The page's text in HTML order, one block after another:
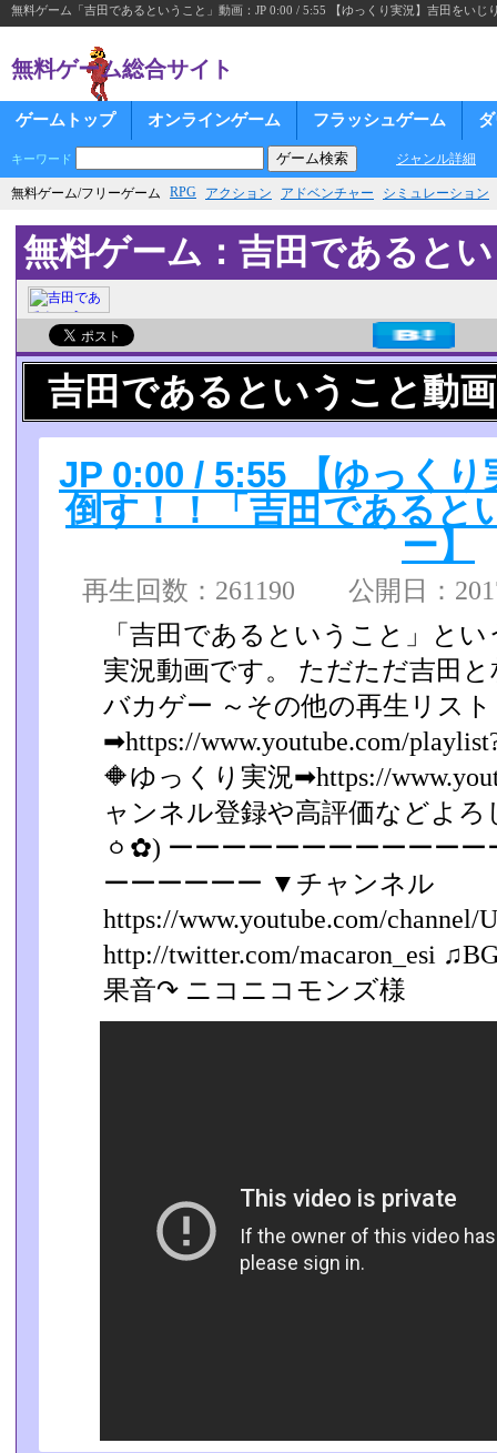
無料ゲーム「吉田であるということ」動画：JP 0:00 / 5:55 【ゆっくり実況】吉田をい
無料ゲーム総合サイト
ゲームトップ オンラインゲーム フラッシュゲーム
キーワード ジャンル詳細
無料ゲーム/フリーゲーム RPG アクション アドベンチャー シミュレーション
無料ゲーム：吉田であると
吉田であるということ動画
JP 0:00 / 5:55 【ゆっく
倒す！！「吉田であると
ー】
再生回数：261190 公開日：
「吉田であるということ」と
実況動画です。 ただただ吉田
バカゲー ～その他の再生リス
➡https://
🔶ゆっくり実況➡https://
ャンネル登録や高評価などよ
ㆁ✿) ーーーーーーーーーーー
ーーーーーー ▼チャンネル
https://www.youtube.com/
http://twitter.com/macaron_esi
果音↷ ニコニコモンズ様